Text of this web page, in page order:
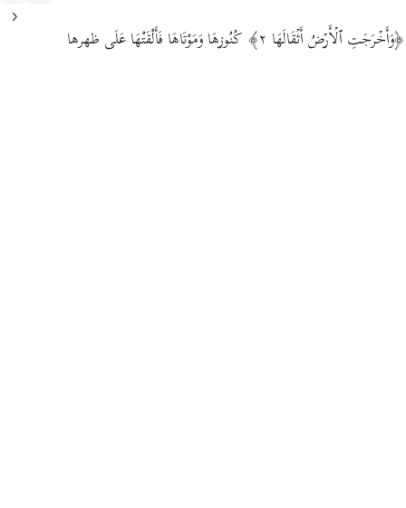
﴿وَأَخۡرَجَتِ ٱلۡأَرۡضُ أَثۡقَالَهَا ٢﴾ كُنُوزهَا وَمَوْتَاهَا فَأَلْقَتْهَا عَلَى ظهرها